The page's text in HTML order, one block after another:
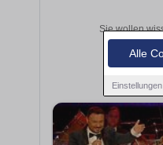
Alle
Einstellungen
Sie wollen